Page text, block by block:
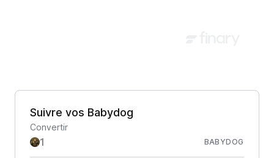
Suivre vos Babydog
Convertir
BABYDOG